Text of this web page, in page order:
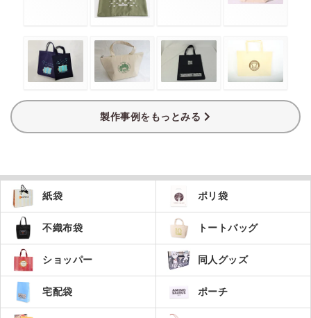
製作事例をもっとみる
紙袋 ポリ袋
不織布袋 トートバッグ
ショッパー 同人グッズ
宅配袋 ポーチ